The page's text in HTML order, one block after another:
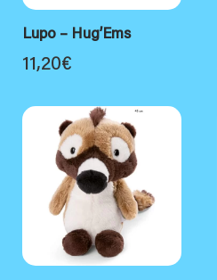
Lupo – Hug’Ems
11,20€